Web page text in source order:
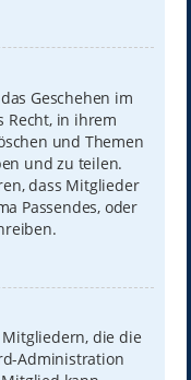
Geschehen im
Recht, in ihrem
und Themen
und zu teilen.
dass Mitglieder
Passendes, oder
die die
Administration